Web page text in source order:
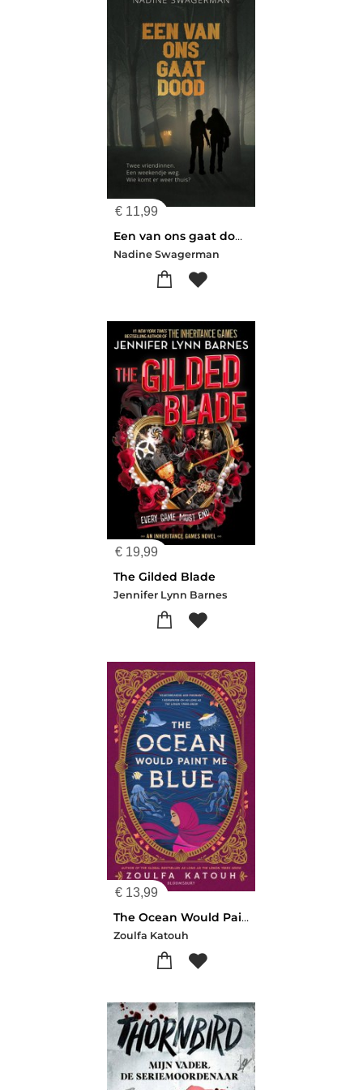
€ 11,99
Een van ons gaat dood
Nadine Swagerman
€ 19,99
The Gilded Blade
Jennifer Lynn Barnes
€ 13,99
The Ocean Would Paint Me Blue
Zoulfa Katouh